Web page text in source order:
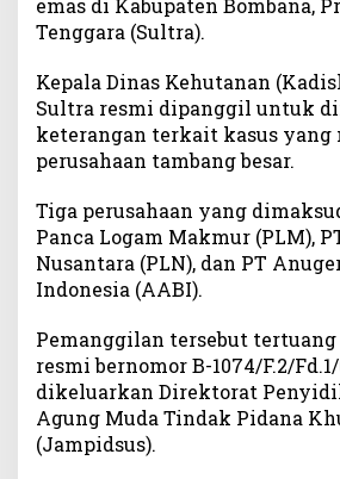
o
D
u
g
a
n
K
o
p
s
i
T
a
Tenggara (Sultra).
Kepala Dinas Kehutanan
Sultra resmi dipanggil untuk
keterangan terkait kasus yang
perusahaan tambang besar.
Tiga perusahaan yang
Panca Logam Makmur (PLM),
Nusantara (PLN), dan PT
Indonesia (AABI).
Pemanggilan tersebut
resmi bernomor B-1074/F.2/
dikeluarkan Direktorat
Agung Muda Tindak Pidana
(Jampidsus).